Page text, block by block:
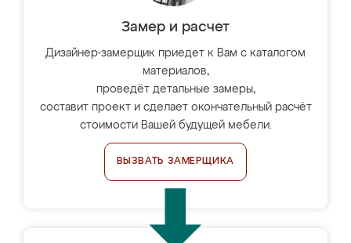
Замер и расчет
Дизайнер-замерщик приедет к Вам с каталогом
материалов,
проведёт детальные замеры,
составит проект и сделает окончательный расчёт
стоимости Вашей будущей мебели.
ВЫЗВАТЬ ЗАМЕРЩИКА